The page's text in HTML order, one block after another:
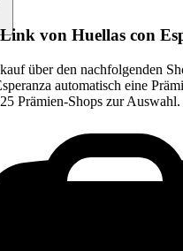
von Huellas con
über den nachfolgenden
automatisch eine
Prämien-Shops zur Auswahl.